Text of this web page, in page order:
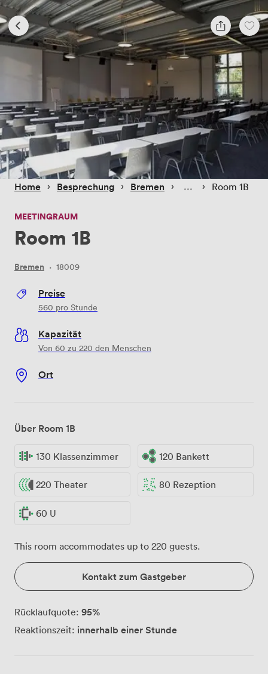
Home › Besprechung › Bremen › › Room 1B
MEETINGRAUM
Room 1B
Bremen · 18009
Preise
560 pro Stunde
Kapazität
Von 60 zu 220 den Menschen
Ort
Über Room 1B
130 Klassenzimmer 120 Bankett
220 Theater 80 Rezeption
60 U
This room accommodates up to 220 guests.
Kontakt zum Gastgeber
Rücklaufquote: 95%
Reaktionszeit: innerhalb einer Stunde